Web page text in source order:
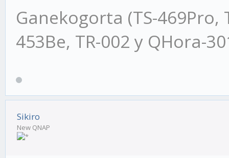
Ganekogorta (TS-469Pro,
453Be, TR-002 y QHora-
Sikiro
New QNAP